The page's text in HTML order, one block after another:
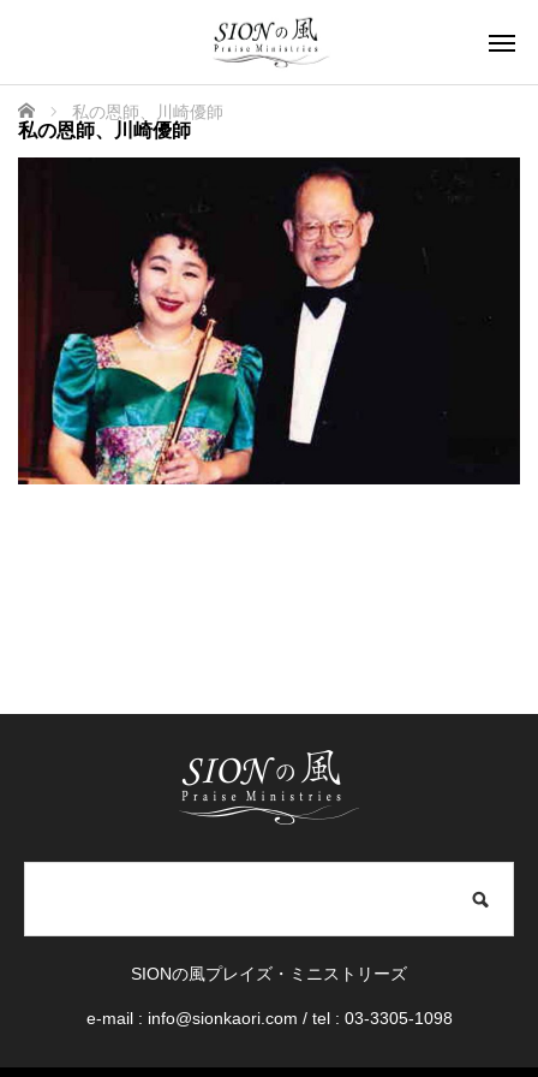
私の恩師、川崎優師
ホーム 私の恩師、川崎優師
SIONの風プレイズ・ミニストリーズ
e-mail : info@sionkaori.com / tel : 03-3305-1098